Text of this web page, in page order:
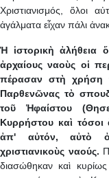
Χριστιανισμός, ὅλοι
ἀγάλματα εἶχαν πάλι
Ἡ ἱστορικὴ ἀλήθεια
ἀρχαίους ναοὺς οἱ
πέρασαν στὴ χρήση
Παρθενῶνας τὸ
τοῦ Ἡφαίστου
Κυρρήστου καὶ
ἀπ' αὐτόν, αὐτὸ
χριστιανικοὺς ναούς.
διασώθηκαν καὶ